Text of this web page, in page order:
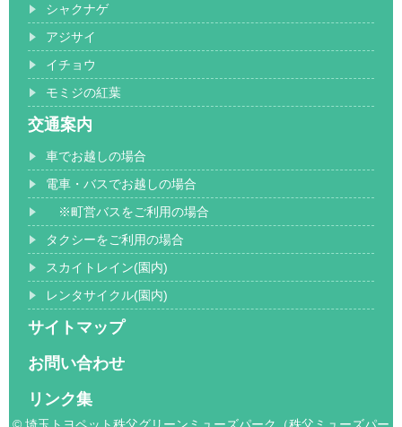
シャクナゲ
アジサイ
イチョウ
モミジの紅葉
交通案内
車でお越しの場合
電車・バスでお越しの場合
※町営バスをご利用の場合
タクシーをご利用の場合
スカイトレイン(園内)
レンタサイクル(園内)
サイトマップ
お問い合わせ
リンク集
© 埼玉トヨペット秩父グリーンミューズパーク（秩父ミューズパー